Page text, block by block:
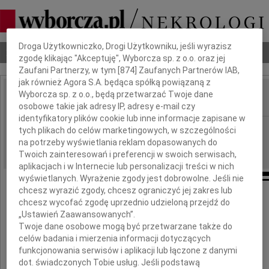
Nekrologi Odeszli Poradnik pogrzebowy
IMIĘ I NAZWISKO:
REGION: Radom
DATA EMISJI: 18.07.2011
Panu
Karolowi Korczakowi
Dbamy o Twoją prywatność
Droga Użytkowniczko, Drogi Użytkowniku, jeśli wyrazisz
zgodę klikając "Akceptuję", Wyborcza sp. z o.o. oraz jej
Zaufani Partnerzy, w tym [874 ] Zaufanych Partnerów IAB,
jak również Agora S.A. będąca spółką powiązaną z
Wyborcza sp. z o.o., będą przetwarzać Twoje dane
osobowe takie jak adresy IP, adresy e-mail czy
identyfikatory plików cookie lub inne informacje zapisane w
tych plikach do celów marketingowych, w szczególności
na potrzeby wyświetlania reklam dopasowanych do
Twoich zainteresowań i preferencji w swoich serwisach,
aplikacjach i w Internecie lub personalizacji treści w nich
wyświetlanych. Wyrażenie zgody jest dobrowolne. Jeśli nie
chcesz wyrazić zgody, chcesz ograniczyć jej zakres lub
chcesz wycofać zgodę uprzednio udzieloną przejdź do
„Ustawień Zaawansowanych”.
Twoje dane osobowe mogą być przetwarzane także do
celów badania i mierzenia informacji dotyczących
funkcjonowania serwisów i aplikacji lub łączone z danymi
dot. świadczonych Tobie usług. Jeśli podstawą